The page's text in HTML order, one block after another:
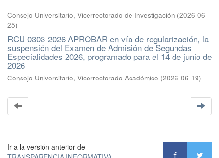
Consejo Universitario, Vicerrectorado de Investigación (2026-06-
25)
RCU 0303-2026 APROBAR en vía de regularización, la
suspensión del Examen de Admisión de Segundas
Especialidades 2026, programado para el 14 de junio de
2026
Consejo Universitario, Vicerrectorado Académico (2026-06-19)
Ir a la versión anterior de